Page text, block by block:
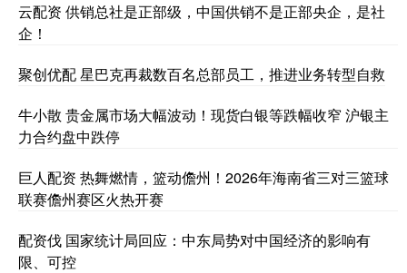
云配资 供销总社是正部级，中国供销不是正部央企，是社
企！
聚创优配 星巴克再裁数百名总部员工，推进业务转型自救
牛小散 贵金属市场大幅波动！现货白银等跌幅收窄 沪银主
力合约盘中跌停
巨人配资 热舞燃情，篮动儋州！2026年海南省三对三篮球
联赛儋州赛区火热开赛
配资伐 国家统计局回应：中东局势对中国经济的影响有
限、可控